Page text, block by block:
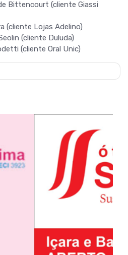
Bittencourt (cliente Giassi
(cliente Lojas Adelino)
(cliente Duluda)
(cliente Oral Unic)